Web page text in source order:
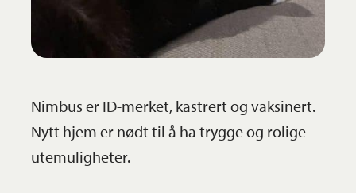
Nimbus er ID-merket, kastrert og vaksinert.
Nytt hjem er nødt til å ha trygge og rolige
utemuligheter.